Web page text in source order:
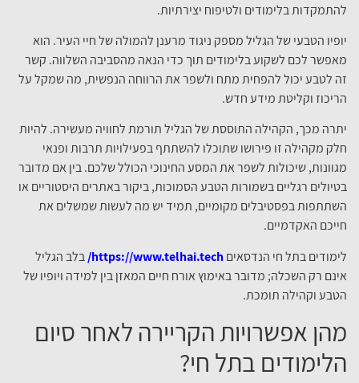
להתמקדות בלימודים ולטיפוח יצירתיות.
יופיו הטבעי של הגליל מספק ניגוד מרענן להמולה של חיי העיר. הוא
מאפשר לכם לשקוע בלימודים תוך כדי הנאה מהסביבה השלווה. קשר
זה לטבע יכול להפחית מתח ולשפר את הרווחה הנפשית, מה שמקל על
הריכוז וקליטת מידע חדש.
יתרה מכך, הקהילה התוססת של הגליל תורמת לחוויה מעשירה. להיות
חלק מקהילה זו פירושו שתוכלו להשתתף בפעילויות תרבות ופנאי
מגוונות, שיכולות לשפר את המסע החינוכי הכולל שלכם. בין אם מדובר
בטיולים רגליים בשמורות הטבע הסמוכות, ביקור באתרים היסטוריים או
השתתפות בפסטיבלים מקומיים, תמיד יש מה לעשות שמשלים את
חייכם האקדמיים.
לימודים בתל חי הנדסאים https://www.telhai.tech/ בלב הגליל
אינם רק השכלה; מדובר באימוץ אורח חיים המאזן בין למידה ויופיו של
הטבע וקהילה תומכת.
מהן אפשרויות הקריירה לאחר סיום
הלימודים בתל חי?